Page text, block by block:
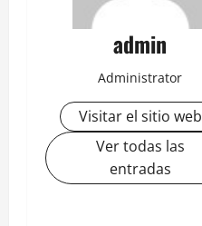
admin
Administrator
Visitar el sitio web
Ver todas las
entradas